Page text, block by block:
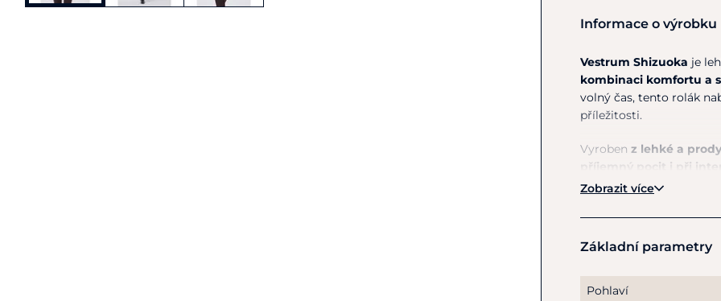
Informace o výrobku
Vestrum Shizuoka je
kombinaci komfortu a
volný čas, tento rolák
příležitosti.
Vyroben z lehké a
příjemný pocit i při
pohybům těla.
sofistikovaný vzhled a
moderní a profesionální
základní vrstva pod
Zobrazit více
Základní parametry
Pohlaví